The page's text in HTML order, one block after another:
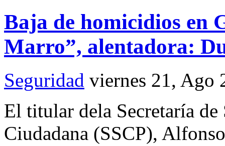
Baja de homicidios en
Marro”, alentadora:
Seguridad viernes 21, Ago
El titular dela Secretaría
Ciudadana (SSCP),